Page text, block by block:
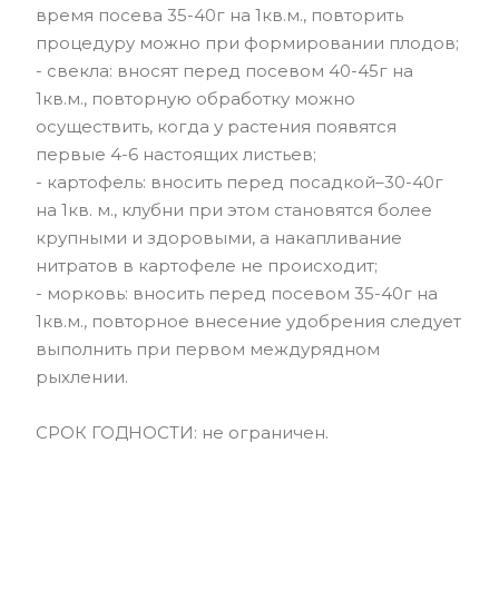
время посева 35-40г на 1кв.м., повторить
процедуру можно при формировании плодов;
- свекла: вносят перед посевом 40-45г на
1кв.м., повторную обработку можно
осуществить, когда у растения появятся
первые 4-6 настоящих листьев;
- картофель: вносить перед посадкой–30-40г
на 1кв. м., клубни при этом становятся более
крупными и здоровыми, а накапливание
нитратов в картофеле не происходит;
- морковь: вносить перед посевом 35-40г на
1кв.м., повторное внесение удобрения следует
выполнить при первом междурядном
рыхлении.
СРОК ГОДНОСТИ: не ограничен.